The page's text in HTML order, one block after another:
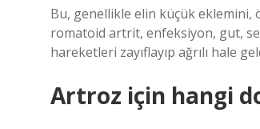
Bu, genellikle elin küçük
romatoid artrit, enfeksiyon, gut,
hareketleri zayıflayıp ağrılı hale
Artroz için hangi